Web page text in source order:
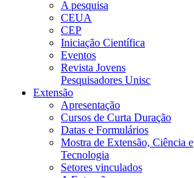
A pesquisa
CEUA
CEP
Iniciação Científica
Eventos
Revista Jovens
Pesquisadores Unisc
Extensão
Apresentação
Cursos de Curta Duração
Datas e Formulários
Mostra de Extensão, Ciência e
Tecnologia
Setores vinculados